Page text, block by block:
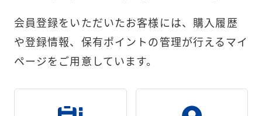
会員登録をいただいたお客様には、 購入履歴
や登録情報、保有ポイントの管理が行えるマイ
ページをご用意しています。